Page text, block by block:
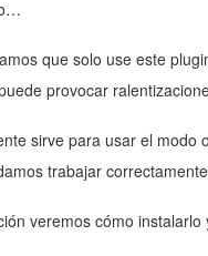
que solo use este
provocar
sirve para usar el
trabajar
veremos cómo instalarlo